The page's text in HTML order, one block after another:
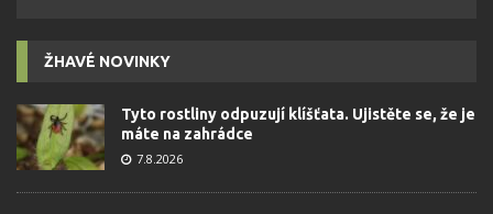
ŽHAVÉ NOVINKY
Tyto rostliny odpuzují klíšťata. Ujistěte se, že je
máte na zahrádce
7.8.2026